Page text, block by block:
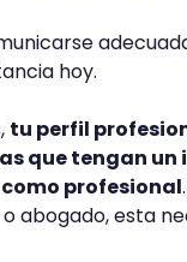
hoy.
tu perfil
que tengan
profesional
abogado, esta